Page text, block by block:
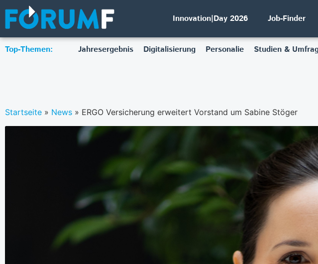
Innovation|Day 2026 Job-Finder
Top-Themen: Jahresergebnis Digitalisierung Personalie Studien &
Startseite » News » ERGO Versicherung erweitert Vorstand um Sabine Stöger